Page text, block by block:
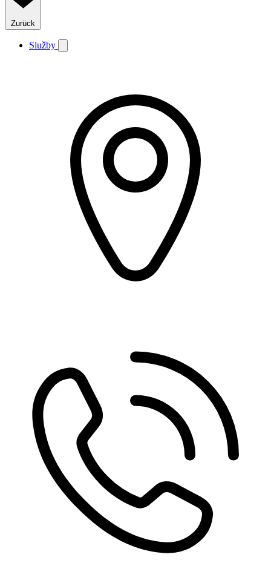
Zurück
Služby